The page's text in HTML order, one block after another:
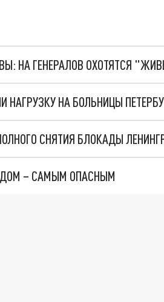
НА ГЕНЕРАЛОВ ОХОТЯТСЯ
НА БОЛЬНИЦЫ
СНЯТИЯ БЛОКАДЫ
– САМЫМ ОПАСНЫМ